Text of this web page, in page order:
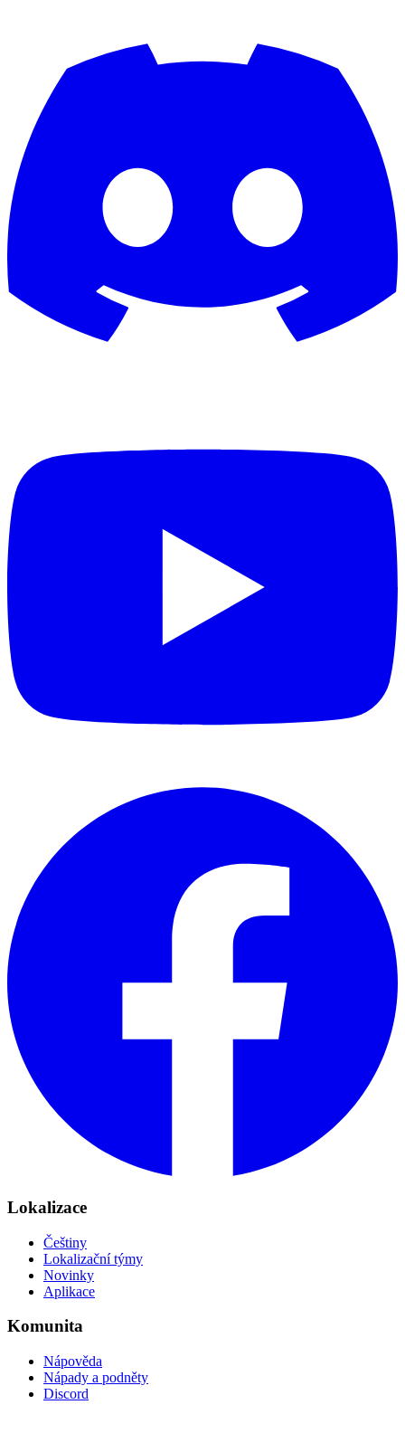
Lokalizace
Češtiny
Lokalizační týmy
Novinky
Aplikace
Komunita
Nápověda
Nápady a podněty
Discord